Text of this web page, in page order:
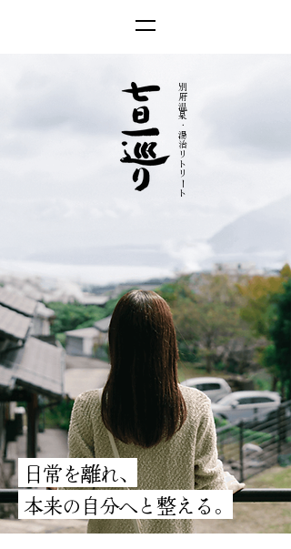
別府温泉・湯治リトリート
日常を離れ、
本来の自分へと整える。